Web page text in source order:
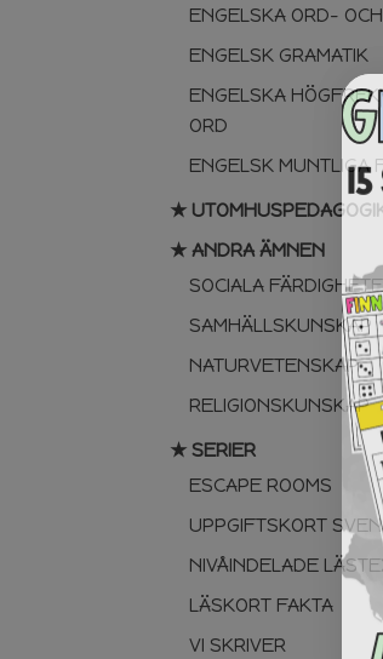
ENGELSKA ORD-
ENGELSK GRAMATIK
ENGELSKA
ORD
ENGELSK MUNTLIGA
★
★ ANDRA ÄMNEN
SOCIALA
SAMHÄLLSKUNSKAP
NATURVETENSKAP
RELIGIONSKUNSKAP
★ SERIER
ESCAPE ROOMS
UPPGIFTSKORT
NIVÅINDELADE
LÄSKORT FAKTA
VI SKRIVER